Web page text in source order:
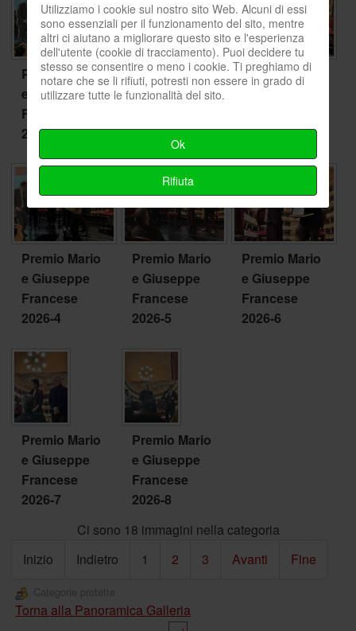
Premio Mario
e Giuseppe
Francese
2026-1
Premio Mario
e Giuseppe
2026-2
Premio Mario
e Giuseppe
2026-3
Premio Mario
e Giuseppe
Francese
2026-4
Premio Mario
e Giuseppe
Francese
2026-5
Premio Mario
e Giuseppe
Francese
2026-6
Premio Mario
e Giuseppe
Francese
2026-7
Premio Mario
e Giuseppe
Francese
2026-8
Ci sono 18 immagini nella categoria
Inizio
Indietro 1 2 3 Avanti Fine
Categorie protette
Torna alla Panoramica Galleria
Utilizziamo i cookie sul nostro sito Web. Alcuni di essi
sono essenziali per il funzionamento del sito, mentre
altri ci aiutano a migliorare questo sito e l'esperienza
dell'utente (cookie di tracciamento). Puoi decidere tu
stesso se consentire o meno i cookie. Ti preghiamo di
notare che se li rifiuti, potresti non essere in grado di
utilizzare tutte le funzionalità del sito.
Ok
Rifiuta